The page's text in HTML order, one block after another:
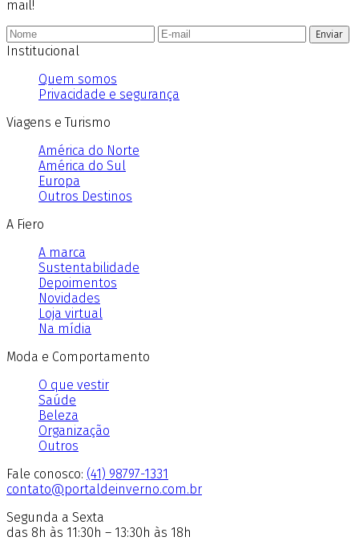
mail!
Enviar
Institucional
Quem somos
Privacidade e segurança
Viagens e Turismo
América do Norte
América do Sul
Europa
Outros Destinos
A Fiero
A marca
Sustentabilidade
Depoimentos
Novidades
Loja virtual
Na mídia
Moda e Comportamento
O que vestir
Saúde
Beleza
Organização
Outros
Fale conosco: (41) 98797-1331
contato@portaldeinverno.com.br
Segunda a Sexta
das 8h às 11:30h – 13:30h às 18h